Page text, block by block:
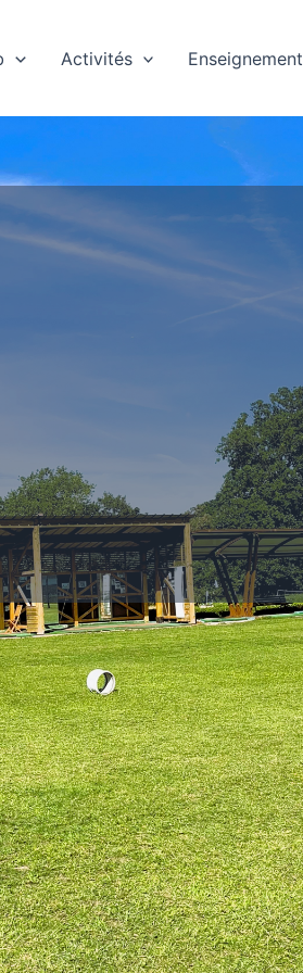
Activités Enseignement